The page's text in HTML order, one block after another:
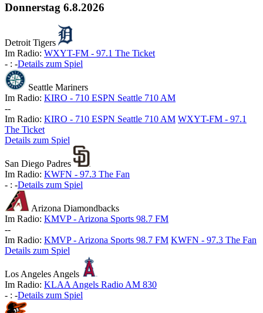
Donnerstag 6.8.2026
Detroit Tigers
Im Radio: WXYT-FM - 97.1 The Ticket
- : -Details zum Spiel
Seattle Mariners
Im Radio: KIRO - 710 ESPN Seattle 710 AM
--
Im Radio: KIRO - 710 ESPN Seattle 710 AM WXYT-FM - 97.1
The Ticket
Details zum Spiel
San Diego Padres
Im Radio: KWFN - 97.3 The Fan
- : -Details zum Spiel
Arizona Diamondbacks
Im Radio: KMVP - Arizona Sports 98.7 FM
--
Im Radio: KMVP - Arizona Sports 98.7 FM KWFN - 97.3 The Fan
Details zum Spiel
Los Angeles Angels
Im Radio: KLAA Angels Radio AM 830
- : -Details zum Spiel